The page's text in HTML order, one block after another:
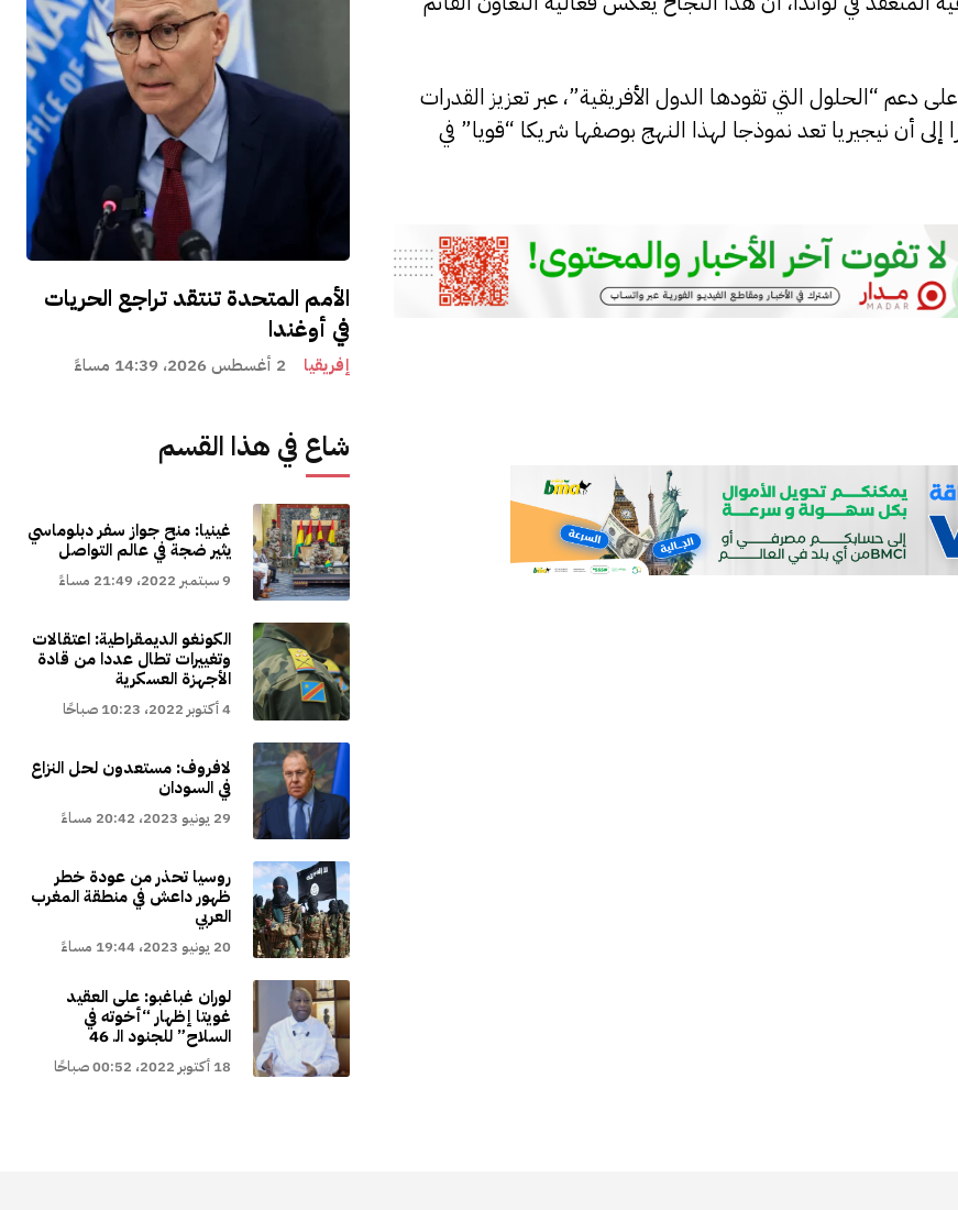
الأمم المتحدة تنتقد تراجع الحريات
في أوغندا
إفريقيا 2 أغسطس 2026، 14:39 مساءً
شاع في هذا القسم
غينيا: منح جواز سفر دبلوماسي
يثير ضجة في عالم التواصل
9 سبتمبر 2022، 21:49 مساءً
الكونغو الديمقراطية: اعتقالات
وتغييرات تطال عددا من قادة
الأجهزة العسكرية
4 أكتوبر 2022، 10:23 صباحًا
لافروف: مستعدون لحل النزاع
في السودان
29 يونيو 2023، 20:42 مساءً
روسيا تحذر من عودة خطر
ظهور داعش في منطقة المغرب
العربي
20 يونيو 2023، 19:44 مساءً
لوران غباغبو: على العقيد
غويتا إظهار “أخوته في
السلاح” للجنود الـ 46
18 أكتوبر 2022، 00:52 صباحًا
دعم “الحلول التي تقودها الدول الأفريقية”، عبر تعزيز القدرات
أن نيجيريا تعد نموذجا لهذا النهج بوصفها شريكا “قويا” في